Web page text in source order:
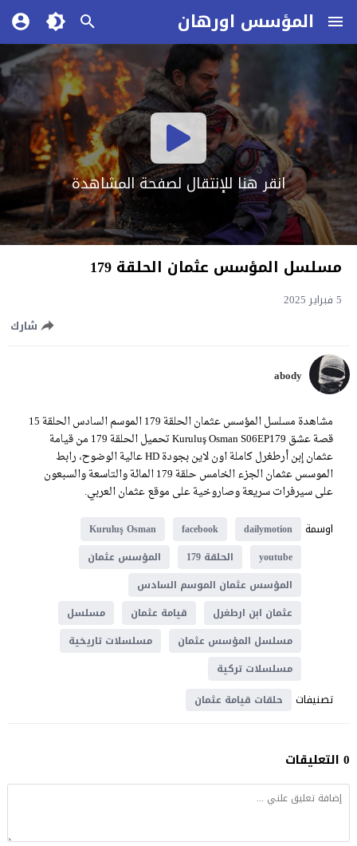
المؤسس اورهان
انقر هنا للإنتقال لصفحة المشاهدة
مسلسل المؤسس عثمان الحلقة 179
5 فبراير 2025
شارك
abody
مشاهدة مسلسل المؤسس عثمان الحلقة 179 الموسم السادس الحلقة 15
قصة عشق Kuruluş Osman S06EP179 تحميل الحلقة 179 من قيامة
عثمان إبن أرطغرل كاملة اون لاين بجودة HD عالية الوضوح، رابط
الموسس عثمان الجزء الخامس حلقة 179 المائة والتاسعة والسبعون
على سيرفرات سريعة وصاروخية على موقع عثمان العربي.
اوسمة
dailymotion
facebook
Kuruluş Osman
youtube
الحلقة 179
المؤسس عثمان
المؤسس عثمان الموسم السادس
عثمان ابن ارطغرل
قيامة عثمان
مسلسل
مسلسل المؤسس عثمان
مسلسلات تاريخية
مسلسلات تركية
تصنيفات حلقات قيامة عثمان
0 التعليقات